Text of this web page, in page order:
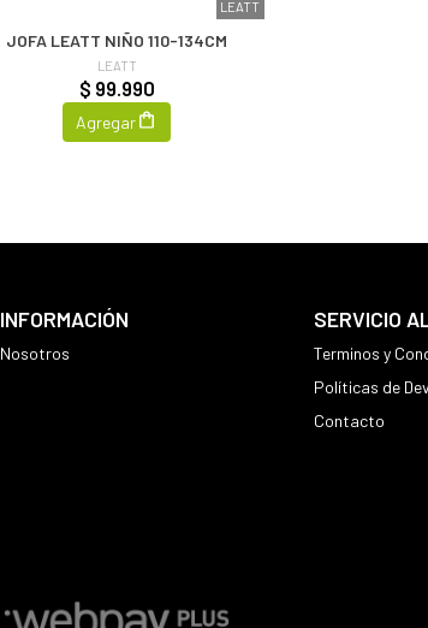
LEATT
JOFA LEATT NIÑO 110-134CM
LEATT
$ 99.990
Agregar
INFORMACIÓN
Nosotros
SERVICIO
Terminos y
Políticas de
Contacto